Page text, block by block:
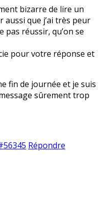
bizarre de lire un
aussi que j’ai très peur
pas réussir, qu’on se
pour votre réponse et
fin de journée et je suis
sûrement trop
Répondre